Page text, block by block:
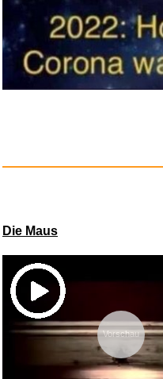
ABOUKI AM
Die Maus
Vorschau